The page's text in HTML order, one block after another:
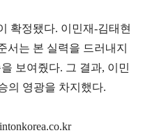
확정됐다. 이민재-김태현
서는 본 실력을 드러내지
보여줬다. 그 결과, 이민
의 영광을 차지했다.